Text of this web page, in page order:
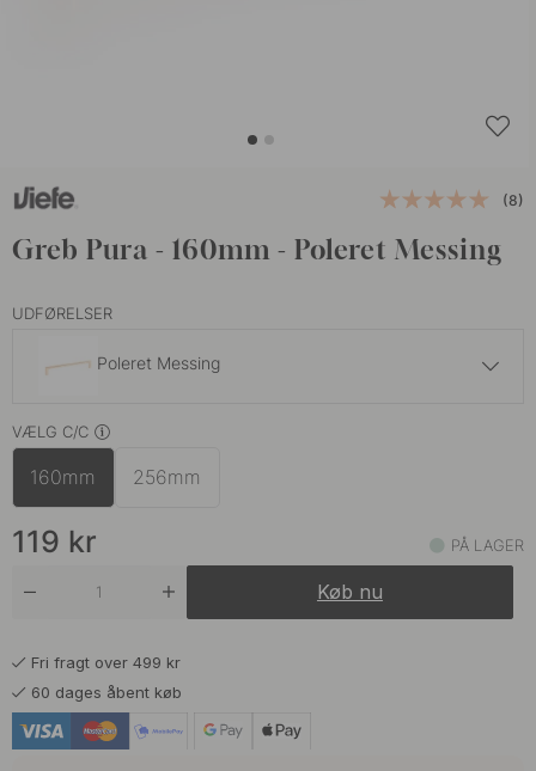
(8)
Greb Pura - 160mm - Poleret Messing
UDFØRELSER
Poleret Messing
Børstet Messing
Krom
Mat Sort
Rustfrit Stål Finish
VÆLG C/C
160mm 256mm
119 kr PÅ LAGER
Køb nu
Fri fragt over 499 kr
60 dages åbent køb